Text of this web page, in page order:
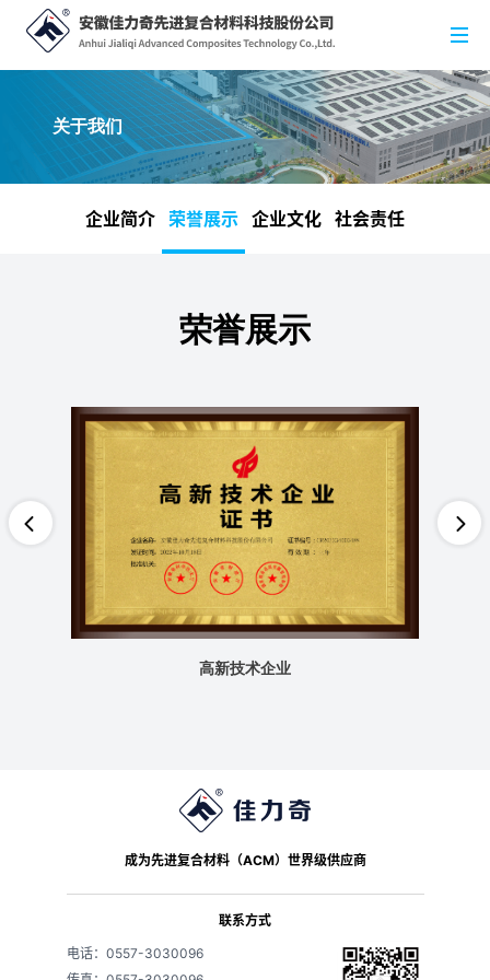
关于我们
企业简介 荣誉展示 企业文化 社会责任
荣誉展示
高新技术企业
成为先进复合材料（ACM）世界级供应商
联系方式
电话：0557-3030096